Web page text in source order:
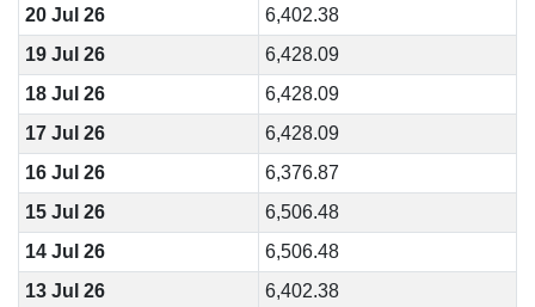
20 Jul 26
6,402.38
19 Jul 26
6,428.09
18 Jul 26
6,428.09
17 Jul 26
6,428.09
16 Jul 26
6,376.87
15 Jul 26
6,506.48
14 Jul 26
6,506.48
13 Jul 26
6,402.38